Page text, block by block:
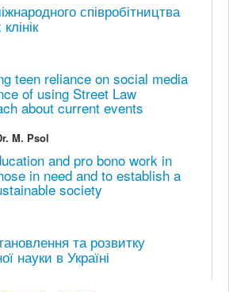
співробітництва
teen reliance on social media
of using Street Law
about current events
M. Psol
and pro bono work in
in need and to establish a
society
та розвитку
науки в Україні